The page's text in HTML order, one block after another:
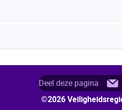
Deel deze pagina
Deel
deze
©2026